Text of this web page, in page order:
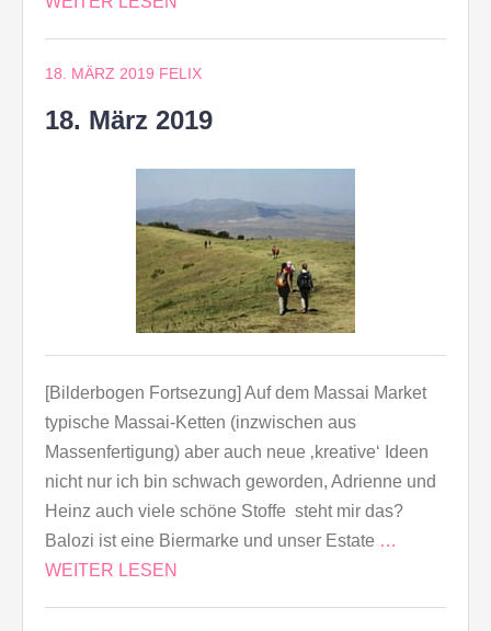
18. MÄRZ 2019 FELIX
18. März 2019
[Bilderbogen Fortsezung] Auf dem Massai Market
typische Massai-Ketten (inzwischen aus
Massenfertigung) aber auch neue ‚kreative‘ Ideen
nicht nur ich bin schwach geworden, Adrienne und
Heinz auch viele schöne Stoffe steht mir das?
Balozi ist eine Biermarke und unser Estate …
WEITER LESEN